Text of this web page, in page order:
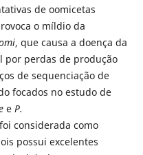
de oomicetas
o míldio da
, que causa a doença da
por perdas de produção
de sequenciação de
focados no estudo de
e P.
considerada como
possui excelentes